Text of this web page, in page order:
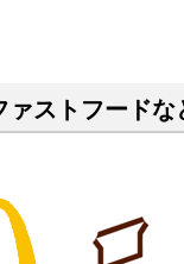
ァストフード